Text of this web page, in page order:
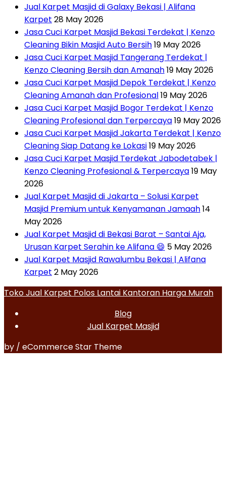
Jual Karpet Masjid di Galaxy Bekasi | Alifana
Karpet 28 May 2026
Jasa Cuci Karpet Masjid Bekasi Terdekat | Kenzo
Cleaning Bikin Masjid Auto Bersih19 May 2026
Jasa Cuci Karpet Masjid Tangerang Terdekat |
Kenzo Cleaning Bersih dan Amanah19 May 2026
Jasa Cuci Karpet Masjid Depok Terdekat | Kenzo
Cleaning Amanah dan Profesional19 May 2026
Jasa Cuci Karpet Masjid Bogor Terdekat | Kenzo
Cleaning Profesional dan Terpercaya19 May 2026
Jasa Cuci Karpet Masjid Jakarta Terdekat | Kenzo
Cleaning Siap Datang ke Lokasi19 May 2026
Jasa Cuci Karpet Masjid Terdekat Jabodetabek |
Kenzo Cleaning Profesional & Terpercaya19 May
2026
Jual Karpet Masjid di Jakarta – Solusi Karpet
Masjid Premium untuk Kenyamanan Jamaah14
May 2026
Jual Karpet Masjid di Bekasi Barat – Santai Aja,
Urusan Karpet Serahin ke Alifana 😄 5 May 2026
Jual Karpet Masjid Rawalumbu Bekasi | Alifana
Karpet 2 May 2026
Toko Jual Karpet Polos Lantai Kantoran Harga Murah
Blog
Jual Karpet Masjid
by / eCommerce Star Theme